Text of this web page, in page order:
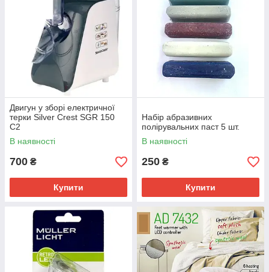
Двигун у зборі електричної
терки Silver Crest SGR 150
C2
В наявності
700 ₴
Купити
Набір абразивних
полірувальних паст 5 шт.
В наявності
250 ₴
Купити